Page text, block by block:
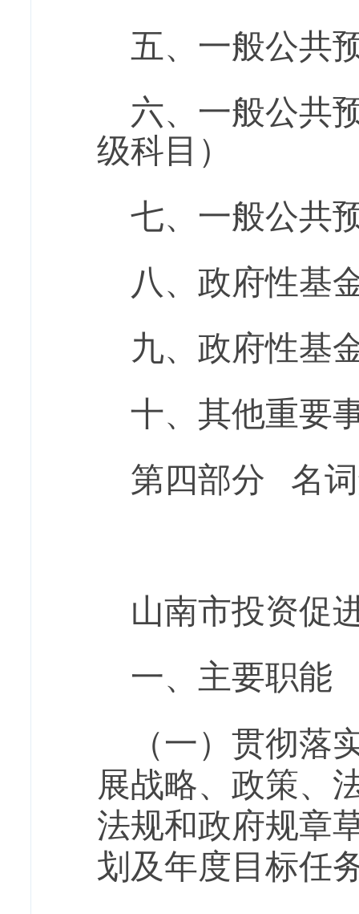
五、一般公共
六、一般公共
级科目）
七、一般公共
八、政府性基
九、政府性基
十、其他重要
第四部分 名
山南市投资促
一、主要职能
（一）贯彻落
展战略、政策、
法规和政府规章
划及年度目标任